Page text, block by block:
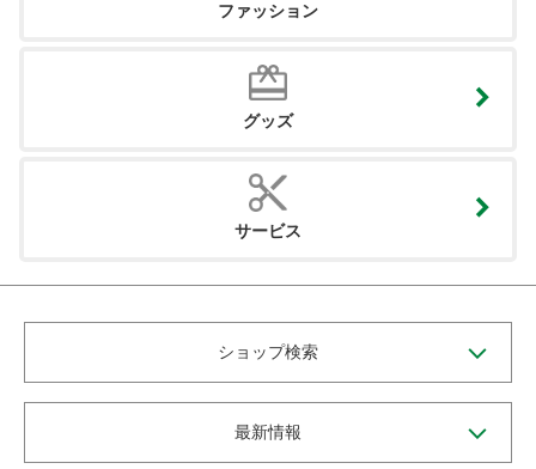
ファッション
グッズ
サービス
ショップ検索
最新情報